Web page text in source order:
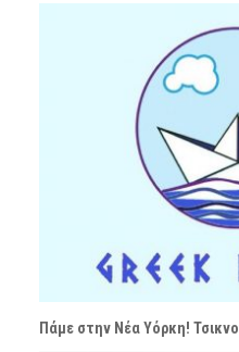
Πάμε στην Νέα Υόρκη!